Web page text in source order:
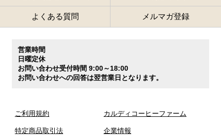
よくある質問 メルマガ登録
営業時間
日曜定休
お問い合わせ受付時間 9:00～18:00
お問い合わせへの回答は翌営業日となります。
ご利用規約
特定商品取引法
カルディコーヒーファーム
企業情報